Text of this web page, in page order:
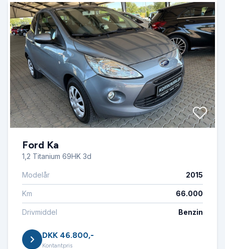
Ford Ka
1,2 Titanium 69HK 3d
Modelår 2015
Km 66.000
Drivmiddel Benzin
DKK 46.800,-
Kontantpris